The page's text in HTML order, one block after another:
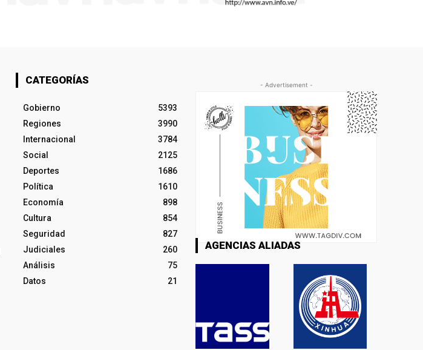
CATEGORÍAS
Gobierno
5393
Regiones
3990
Internacional
3784
Social
2125
Deportes
1686
Política
1610
Economía
898
Cultura
854
Seguridad
827
Judiciales
260
Análisis
75
Datos
21
- Advertisement -
AGENCIAS ALIADAS